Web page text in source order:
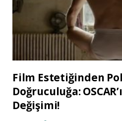
Film Estetiğinden
Doğruculuğa:
Değişimi!